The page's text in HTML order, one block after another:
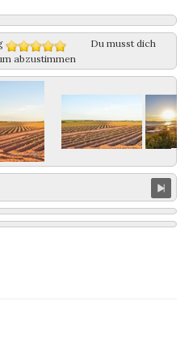
Du musst dich
abzustimmen